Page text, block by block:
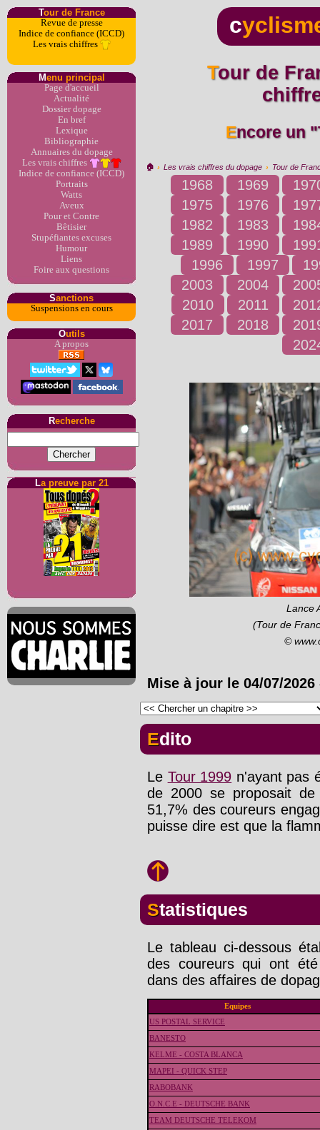
Tour de France
Revue de presse
Indice de confiance (ICCD)
Les vrais chiffres
Menu principal
Page d'accueil
Actualité
Dossier dopage
En bref
Lexique
Bibliographie
Annuaires du dopage
Les vrais chiffres
Indice de confiance (ICCD)
Portraits
Watts
Aveux
Pour et Contre
Bêtisier
Stupéfiantes excuses
Humour
Liens
Foire aux questions
Sanctions
Suspensions en cours
Outils
A propos
Recherche
La preuve par 21
c
Tour de France 2000 : les vrais
Encore un
🏠︎ › Les vrais chiffres du dopage › Tour de
1968 1969
1975
1976
1982
1983
1989
1990
1996
1997
2003
2004
2010
2011
2017
2018
Lance
(Tour de
©
Mise à jour le 04/07/2026
Edito
Le Tour 1999 n'ayant pas
de 2000 se proposait
51,7% des coureurs
puisse dire est que la
Statistiques
Le tableau ci-dessous
des coureurs qui ont
dans des affaires de
Equipes
US POSTAL SERVICE
BANESTO
KELME - COSTA BLANCA
MAPEI - QUICK STEP
RABOBANK
O.N.C.E - DEUTSCHE BANK
TEAM DEUTSCHE TELEKOM